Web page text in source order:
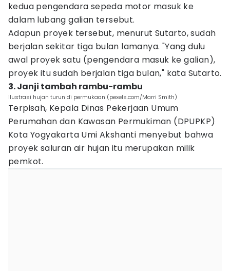
kedua pengendara sepeda motor masuk ke
dalam lubang galian tersebut.
Adapun proyek tersebut, menurut Sutarto, sudah
berjalan sekitar tiga bulan lamanya. "Yang dulu
awal proyek satu (pengendara masuk ke galian),
proyek itu sudah berjalan tiga bulan," kata Sutarto.
3. Janji tambah rambu-rambu
ilustrasi hujan turun di permukaan (pexels.com/Marri Smith)
Terpisah, Kepala Dinas Pekerjaan Umum
Perumahan dan Kawasan Permukiman (DPUPKP)
Kota Yogyakarta Umi Akshanti menyebut bahwa
proyek saluran air hujan itu merupakan milik
pemkot.